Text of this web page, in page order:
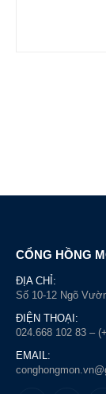
CỔNG HỒNG
ĐỊA CHỈ:
Số 10-12 Ngõ
ĐIỆN THOẠI:
024.668 102 83 –
EMAIL: